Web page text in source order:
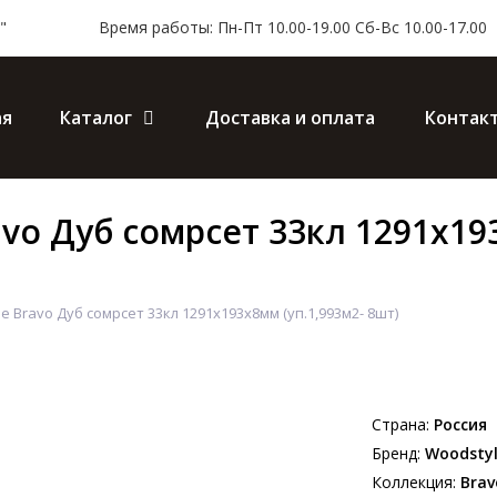
Время работы: Пн-Пт 10.00-19.00 Сб-Вс 10.00-17.00
Каталог Доставка и оплата
Дуб сомрсет 33кл
Bravo Дуб сомрсет 33кл 1291х193х8мм (уп.1,993м2- 8шт)
Страна: Россия
Бренд:
Коллекция: